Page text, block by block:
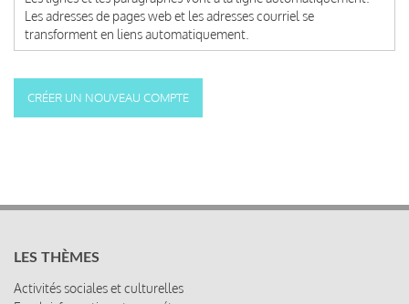
Les adresses de pages web et les adresses courriel se
transforment en liens automatiquement.
LES THÈMES
Activités sociales et culturelles